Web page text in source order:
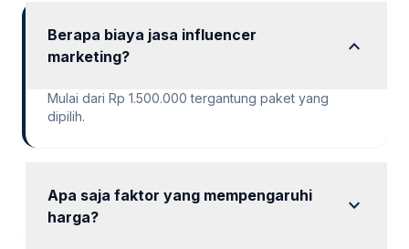
Berapa biaya jasa influencer
marketing?
expand_more
Mulai dari Rp 1.500.000 tergantung paket yang
dipilih.
Apa saja faktor yang mempengaruhi
harga?
expand_more